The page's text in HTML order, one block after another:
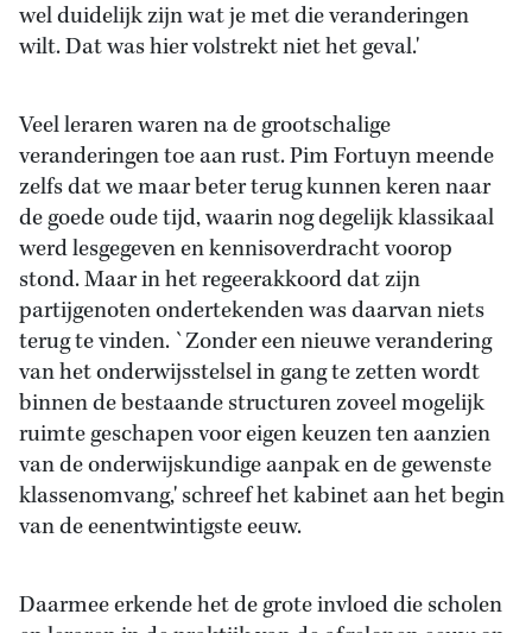
wel duidelijk zijn wat je met die veranderingen
wilt. Dat was hier volstrekt niet het geval.'
Veel leraren waren na de grootschalige
veranderingen toe aan rust. Pim Fortuyn meende
zelfs dat we maar beter terug kunnen keren naar
de goede oude tijd, waarin nog degelijk klassikaal
werd lesgegeven en kennisoverdracht voorop
stond. Maar in het regeerakkoord dat zijn
partijgenoten ondertekenden was daarvan niets
terug te vinden. `Zonder een nieuwe verandering
van het onderwijsstelsel in gang te zetten wordt
binnen de bestaande structuren zoveel mogelijk
ruimte geschapen voor eigen keuzen ten aanzien
van de onderwijskundige aanpak en de gewenste
klassenomvang,' schreef het kabinet aan het begin
van de eenentwintigste eeuw.
Daarmee erkende het de grote invloed die scholen